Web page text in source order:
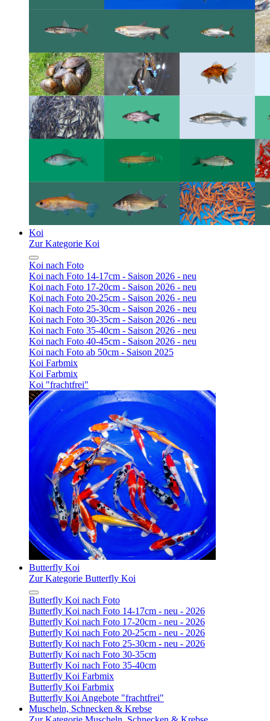
Koi
Zur Kategorie Koi
Koi nach Foto
Koi nach Foto 14-17cm - Saison 2026 - neu
Koi nach Foto 17-20cm - Saison 2026 - neu
Koi nach Foto 20-25cm - Saison 2026 - neu
Koi nach Foto 25-30cm - Saison 2026 - neu
Koi nach Foto 30-35cm - Saison 2026 - neu
Koi nach Foto 35-40cm - Saison 2026 - neu
Koi nach Foto 40-45cm - Saison 2026 - neu
Koi nach Foto ab 50cm - Saison 2025
Koi Farbmix
Koi Farbmix
Koi "frachtfrei"
Butterfly Koi
Zur Kategorie Butterfly Koi
Butterfly Koi nach Foto
Butterfly Koi nach Foto 14-17cm - neu - 2026
Butterfly Koi nach Foto 17-20cm - neu - 2026
Butterfly Koi nach Foto 20-25cm - neu - 2026
Butterfly Koi nach Foto 25-30cm - neu - 2026
Butterfly Koi nach Foto 30-35cm
Butterfly Koi nach Foto 35-40cm
Butterfly Koi Farbmix
Butterfly Koi Farbmix
Butterfly Koi Angebote "frachtfrei"
Muscheln, Schnecken & Krebse